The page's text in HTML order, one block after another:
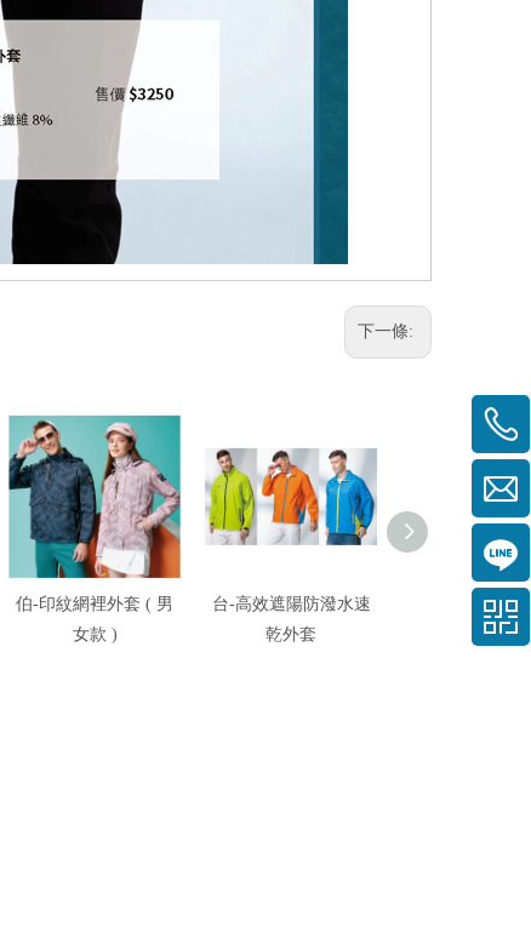
下一條:
伯-印紋網裡外套 ( 男
女款 )
台-高效遮陽防潑水速
乾外套
台-透氣超輕薄
曬外套